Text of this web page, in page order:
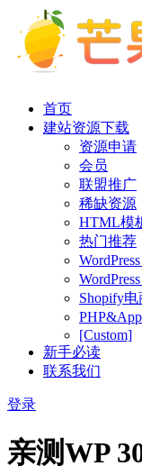
首页
建站资源下载
资源申请
会员
联盟推广
稀缺资源
HTML模
热门推荐
Shopify
[Custom]
新手必读
联系我们
登录
亲测WP